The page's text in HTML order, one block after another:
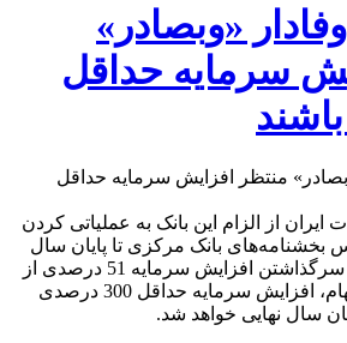
«وبصادر»
سرمایه حداقل
از الزام این بانک به عملیاتی کردن
بخشنامه‌های بانک مرکزی تا پایان سال
خبر داد و گفت: با پشت سرگذاشتن افزایش سرمایه 51 درصدی از
محل سلب حق تقدم سهام، افزایش سرمایه حداقل 300 درصدی
سال نهایی خواهد شد.